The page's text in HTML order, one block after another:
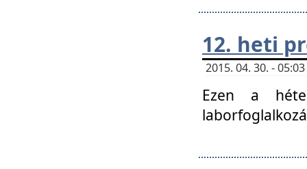
12. heti
2015. 04. 30. -
Ezen a